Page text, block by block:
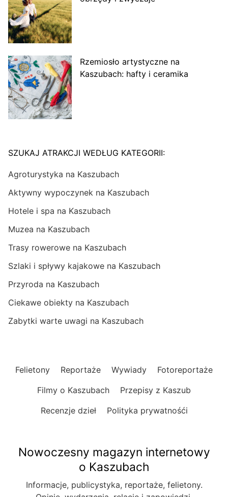
Rzemiosło artystyczne na
Kaszubach: hafty i ceramika
SZUKAJ ATRAKCJI WEDŁUG KATEGORII:
Agroturystyka na Kaszubach
Aktywny wypoczynek na Kaszubach
Hotele i spa na Kaszubach
Muzea na Kaszubach
Trasy rowerowe na Kaszubach
Szlaki i spływy kajakowe na Kaszubach
Przyroda na Kaszubach
Ciekawe obiekty na Kaszubach
Zabytki warte uwagi na Kaszubach
Felietony Reportaże Wywiady
Fotoreportaże
Filmy o Kaszubach
Przepisy z Kaszub
Recenzje dzieł
Polityka prywatnośći
Nowoczesny magazyn internetowy
o Kaszubach
Informacje, publicystyka, reportaże, felietony.